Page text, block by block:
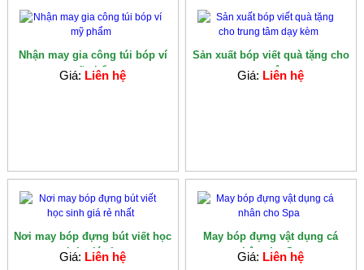
Nhận may gia công túi bóp ví
mỹ phẩm
Giá: Liên hệ
Sản xuất bóp viết quà tặng cho
trung tâm...
Giá: Liên hệ
Nơi may bóp đựng bút viết học
sinh giá rẻ...
Giá: Liên hệ
May bóp đựng vật dụng cá
nhân cho Spa
Giá: Liên hệ